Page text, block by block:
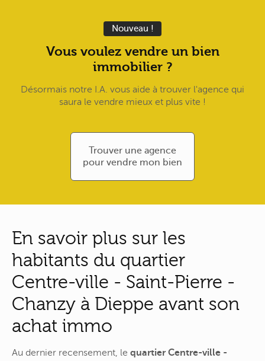
Nouveau !
Vous voulez vendre un bien
immobilier ?
Désormais notre I.A. vous aide à trouver l'agence qui
saura le vendre mieux et plus vite !
Trouver une agence
pour vendre mon bien
En savoir plus sur les
habitants du quartier
Centre-ville - Saint-Pierre -
Chanzy à Dieppe avant son
achat immo
Au dernier recensement, le quartier Centre-ville -